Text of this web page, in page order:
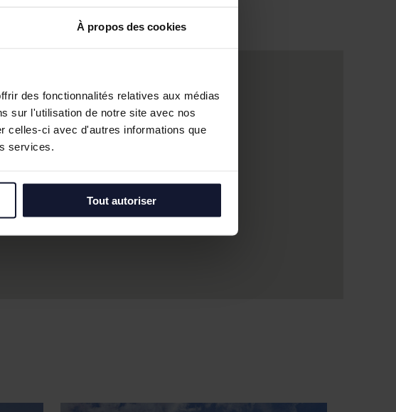
À propos des cookies
des fonctionnalités relatives aux médias
sur l'utilisation de notre site avec nos
celles-ci avec d'autres informations que
services.
Tout autoriser